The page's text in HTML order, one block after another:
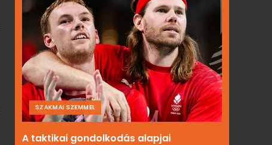
SZAKMAI SZEMMEL
A taktikai gondolkodás alapjai